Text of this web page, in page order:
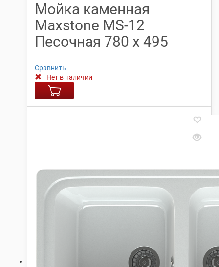
Мойка каменная
Maxstone МS-12
Песочная 780 х 495
Сравнить
Нет в наличии